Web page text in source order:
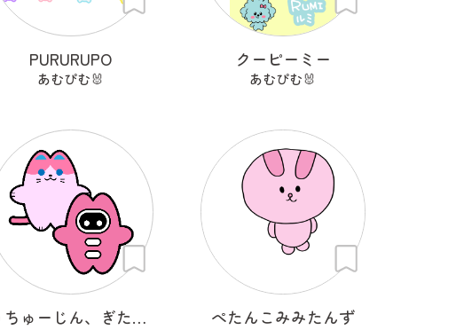
PURURUPO
あむぴむ🐰
クーピーミー
あむぴむ🐰
うちゅーじん、ぎたいちゅー ぺたんこみみたんず